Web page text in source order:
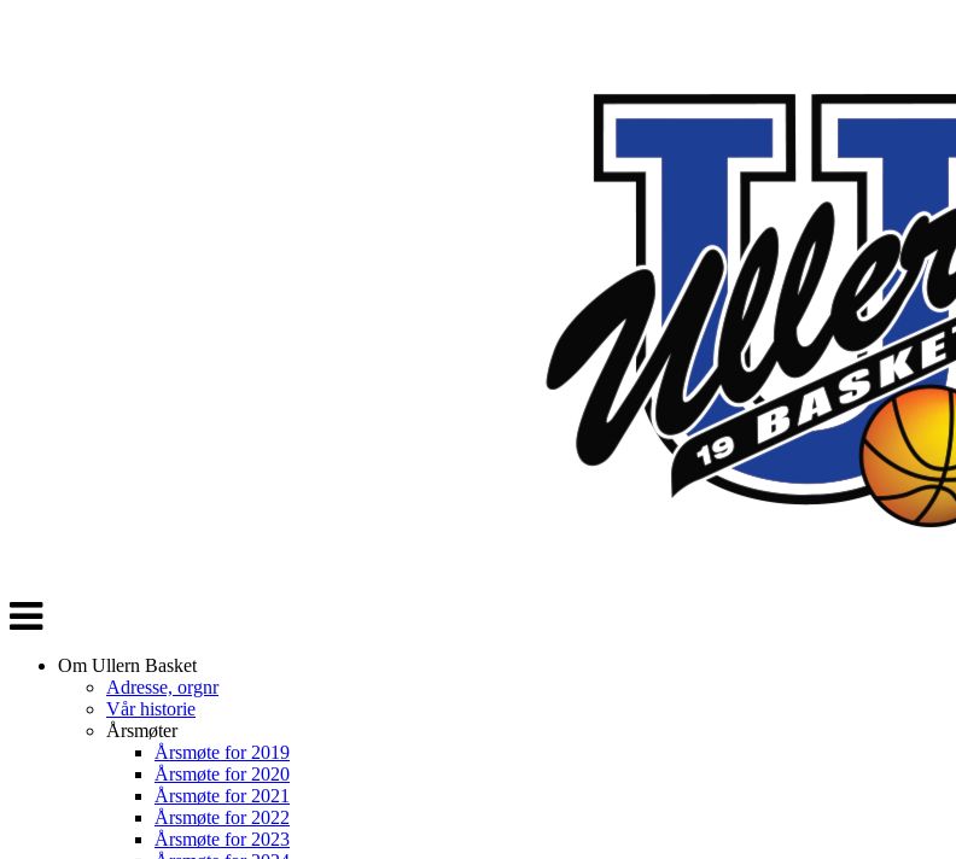
Veksle
navigasjon
Om Ullern Basket
Adresse, orgnr
Vår historie
Årsmøter
Årsmøte for 2019
Årsmøte for 2020
Årsmøte for 2021
Årsmøte for 2022
Årsmøte for 2023